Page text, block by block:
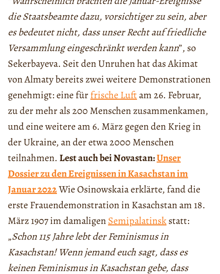
die Staatsbeamte dazu, vorsichtiger zu sein, aber
es bedeutet nicht, dass unser Recht auf friedliche
Versammlung eingeschränkt werden kann”, so
Sekerbayeva. Seit den Unruhen hat das Akimat
von Almaty bereits zwei weitere Demonstrationen
genehmigt: eine fürfrische Luftam 26. Februar,
zu der mehr als 200 Menschen zusammenkamen,
und eine weitere am 6. März gegen den Krieg in
der Ukraine, an der etwa 2000 Menschen
teilnahmen. Lest auch bei Novastan:Unser
Dossier zu den Ereignissen in Kasachstan im
Januar 2022Wie Osinowskaia erklärte, fand die
erste Frauendemonstration in Kasachstan am 18.
März 1907 im damaligenSemipalatinskstatt:
„Schon 115 Jahre lebt der Feminismus in
Kasachstan! Wenn jemand euch sagt, dass es
keinen Feminismus in Kasachstan gebe, dass